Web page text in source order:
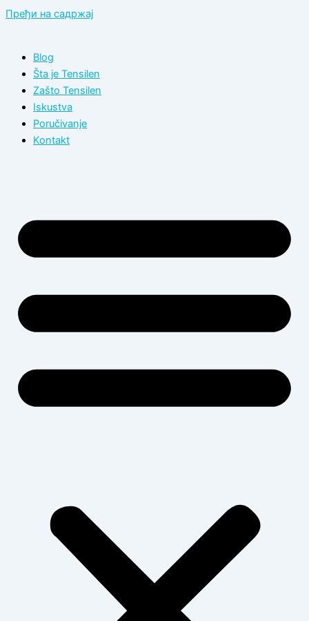
Пређи на садржај
Blog
Šta je Tensilen
Zašto Tensilen
Iskustva
Poručivanje
Kontakt